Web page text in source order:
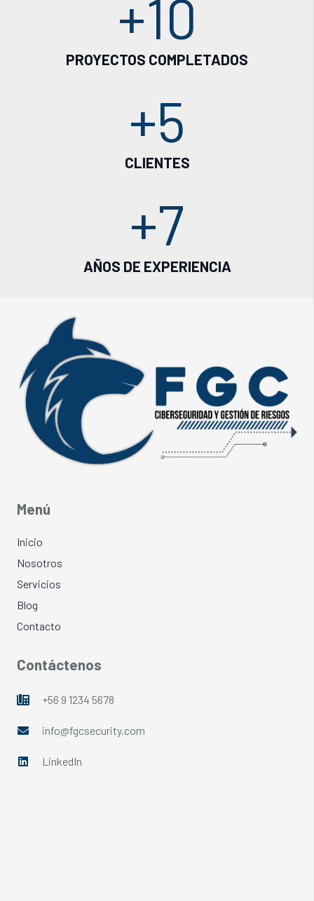
+10
PROYECTOS COMPLETADOS
+5
CLIENTES
+7
AÑOS DE EXPERIENCIA
Menú
Inicio
Nosotros
Servicios
Blog
Contacto
Contáctenos
+56 9 1234 5678
info@fgcsecurity.com
LinkedIn